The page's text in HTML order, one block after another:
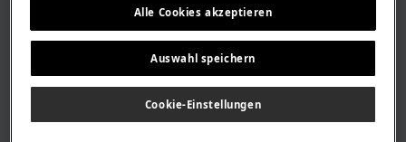
Stellenangebote
Geschichte
RECHTLICHES
Alle Cookies akzeptieren
Auswahl speichern
Cookie-Einstellungen